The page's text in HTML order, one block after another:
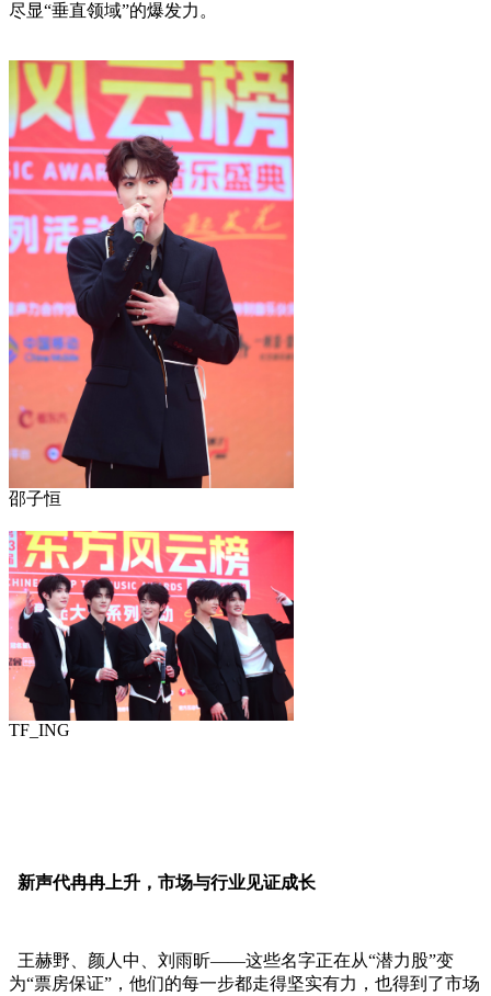
尽显“垂直领域”的爆发力。
邵子恒
TF_ING
新声代冉冉上升，市场与行业见证成长
王赫野、颜人中、刘雨昕——这些名字正在从“潜力股”变
为“票房保证”，他们的每一步都走得坚实有力，也得到了市场